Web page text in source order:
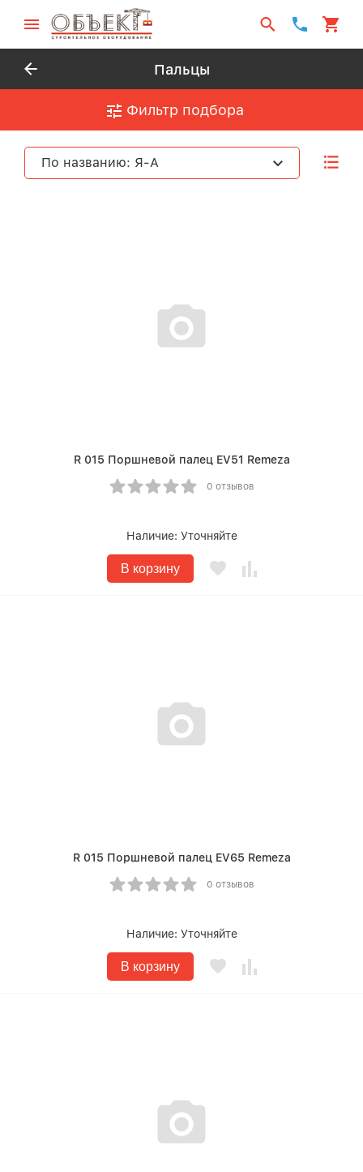
Пальцы
Фильтр подбора
По названию: Я-А
R 015 Поршневой палец EV51 Remeza
0 отзывов
Наличие: Уточняйте
В корзину
R 015 Поршневой палец EV65 Remeza
0 отзывов
Наличие: Уточняйте
В корзину